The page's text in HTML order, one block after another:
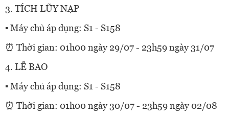
3. TÍCH LŨY NẠP
▪ Máy chủ áp dụng: S1 - S158
⏰ Thời gian: 01h00 ngày 29/07 - 23h59 ngày 31/07
4. LỄ BAO
▪ Máy chủ áp dụng: S1 - S158
⏰ Thời gian: 01h00 ngày 30/07 - 23h59 ngày 02/08